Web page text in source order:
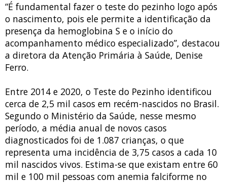
“É fundamental fazer o teste do pezinho logo após
o nascimento, pois ele permite a identificação da
presença da hemoglobina S e o início do
acompanhamento médico especializado”, destacou
a diretora da Atenção Primária à Saúde, Denise
Ferro.
Entre 2014 e 2020, o Teste do Pezinho identificou
cerca de 2,5 mil casos em recém-nascidos no Brasil.
Segundo o Ministério da Saúde, nesse mesmo
período, a média anual de novos casos
diagnosticados foi de 1.087 crianças, o que
representa uma incidência de 3,75 casos a cada 10
mil nascidos vivos. Estima-se que existam entre 60
mil e 100 mil pessoas com anemia falciforme no